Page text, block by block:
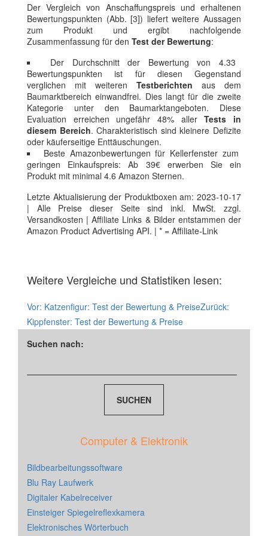
Der Vergleich von Anschaffungspreis und erhaltenen
Bewertungspunkten (Abb. [3]) liefert weitere Aussagen
zum Produkt und ergibt nachfolgende
Zusammenfassung für den Test der Bewertung:
Der Durchschnitt der Bewertung von 4.33
Bewertungspunkten ist für diesen Gegenstand
verglichen mit weiteren Testberichten aus dem
Baumarktbereich einwandfrei. Dies langt für die zweite
Kategorie unter den Baumarktangeboten. Diese
Evaluation erreichen ungefähr 48% allerTests in
diesem Bereich. Charakteristisch sind kleinere Defizite
oder käuferseitige Enttäuschungen.
Beste Amazonbewertungen für Kellerfenster zum
geringen Einkaufspreis: Ab 39€ erwerben Sie ein
Produkt mit minimal 4.6 Amazon Sternen.
Letzte Aktualisierung der Produktboxen am: 2023-10-17
| Alle Preise dieser Seite sind inkl. MwSt. zzgl.
Versandkosten | Affiliate Links & Bilder entstammen der
Amazon Product Advertising API. | * = Affiliate-Link
Weitere Vergleiche und Statistiken lesen:
Vor: Katzenfigur: Test der Bewertung & PreiseZurück:
Kippfenster: Test der Bewertung & Preise
Suchen nach:
Computer & Elektronik
Bildbearbeitungssoftware
Blu Ray Laufwerk
Digitaler Kabelreceiver
Einsteiger Spiegelreflexkamera
Elektronisches Wörterbuch